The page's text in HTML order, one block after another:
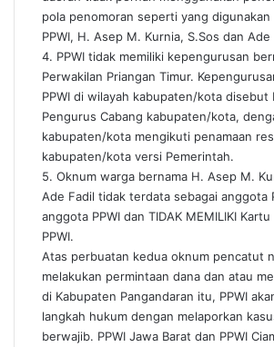
pola penomoran seperti yang
PPWI, H. Asep M. Kurnia, S.Sos dan
4. PPWI tidak memiliki kepengurusan
Perwakilan Priangan Timur.
PPWI di wilayah kabupaten/kota disebut
Pengurus Cabang kabupaten/kota,
kabupaten/kota mengikuti penamaan
kabupaten/kota versi Pemerintah.
5. Oknum warga bernama H. Asep M.
Ade Fadil tidak terdata sebagai anggota
anggota PPWI dan TIDAK MEMILIKI
PPWI.
Atas perbuatan kedua oknum pencatut
melakukan permintaan dana dan atau
di Kabupaten Pangandaran itu, PPWI
langkah hukum dengan melaporkan
berwajib. PPWI Jawa Barat dan PPWI